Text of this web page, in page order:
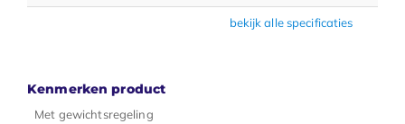
bekijk alle specificaties
Kenmerken product
Met gewichtsregeling